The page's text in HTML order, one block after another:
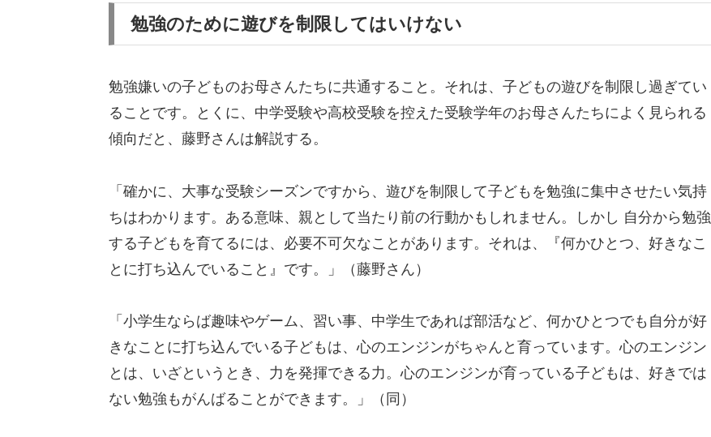
勉強のために遊びを制限してはいけない
勉強嫌いの子どものお母さんたちに共通すること。それは、子どもの遊びを制限し過ぎてい
ることです。とくに、中学受験や高校受験を控えた受験学年のお母さんたちによく見られる
傾向だと、藤野さんは解説する。
「確かに、大事な受験シーズンですから、遊びを制限して子どもを勉強に集中させたい気持
ちはわかります。ある意味、親として当たり前の行動かもしれません。しかし 自分から勉強
する子どもを育てるには、必要不可欠なことがあります。それは、『何かひとつ、好きなこ
とに打ち込んでいること』です。」（藤野さん）
「小学生ならば趣味やゲーム、習い事、中学生であれば部活など、何かひとつでも自分が好
きなことに打ち込んでいる子どもは、心のエンジンがちゃんと育っています。心のエンジン
とは、いざというとき、力を発揮できる力。心のエンジンが育っている子どもは、好きでは
ない勉強もがんばることができます。」（同）